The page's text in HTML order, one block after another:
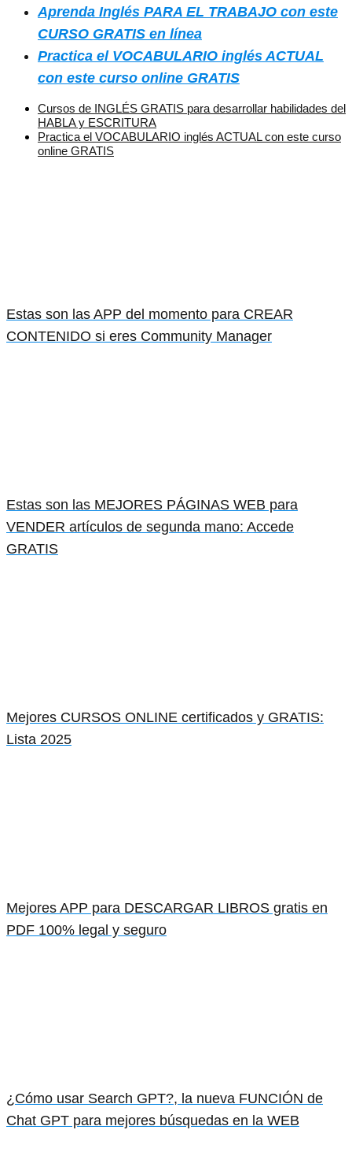
Aprenda Inglés PARA EL TRABAJO con este
CURSO GRATIS en línea
Practica el VOCABULARIO inglés ACTUAL
con este curso online GRATIS
Cursos de INGLÉS GRATIS para desarrollar habilidades del
HABLA y ESCRITURA
Practica el VOCABULARIO inglés ACTUAL con este curso
online GRATIS
Estas son las APP del momento para CREAR
CONTENIDO si eres Community Manager
Estas son las MEJORES PÁGINAS WEB para
VENDER artículos de segunda mano: Accede
GRATIS
Mejores CURSOS ONLINE certificados y GRATIS:
Lista 2025
Mejores APP para DESCARGAR LIBROS gratis en
PDF 100% legal y seguro
¿Cómo usar Search GPT?, la nueva FUNCIÓN de
Chat GPT para mejores búsquedas en la WEB